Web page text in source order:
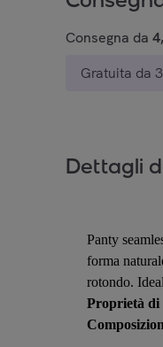
Consegna da
Gratuita da
Dettagli
Panty
forma
rotondo.
Proprietà di